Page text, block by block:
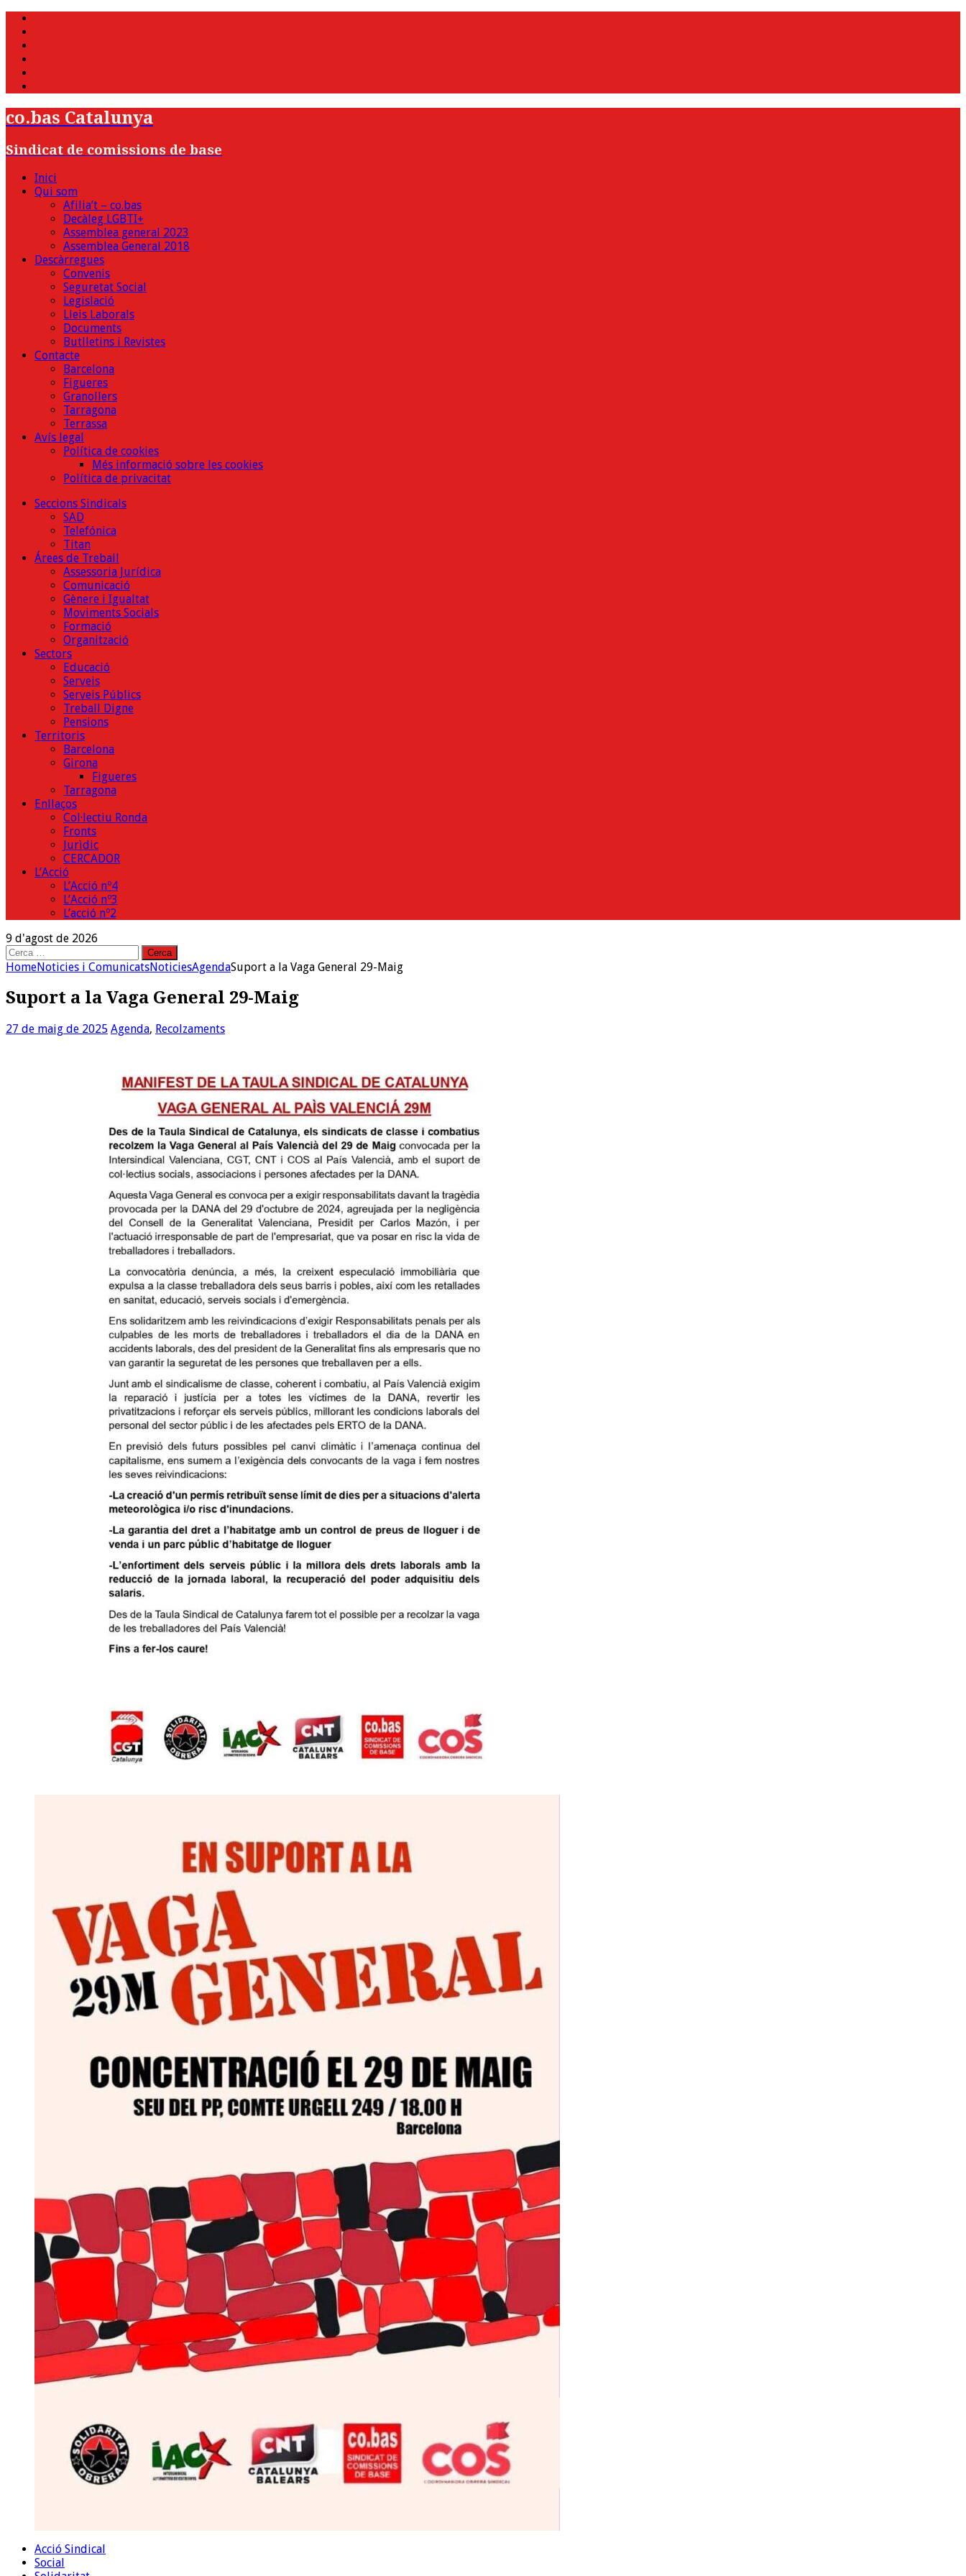
co.bas Catalunya
Sindicat de comissions de base
Inici
Qui som
Afilia’t – co.bas
Decàleg LGBTI+
Assemblea general 2023
Assemblea General 2018
Descàrregues
Convenis
Seguretat Social
Legislació
Lleis Laborals
Documents
Butlletins i Revistes
Contacte
Barcelona
Figueres
Granollers
Tarragona
Terrassa
Avís legal
Política de cookies
Més informació sobre les cookies
Política de privacitat
Seccions Sindicals
SAD
Telefónica
Titan
Árees de Treball
Assessoria Jurídica
Comunicació
Gènere i Igualtat
Moviments Socials
Formació
Organització
Sectors
Educació
Serveis
Serveis Públics
Treball Digne
Pensions
Territoris
Barcelona
Girona
Figueres
Tarragona
Enllaços
Col·lectiu Ronda
Fronts
Jurìdic
CERCADOR
L’Acció
L’Acció nº4
L’Acció nº3
L’acció nº2
9 d'agost de 2026
Cerca:
HomeNoticies i ComunicatsNoticiesAgendaSuport a la Vaga General 29-Maig
Suport a la Vaga General 29-Maig
27 de maig de 2025 Agenda, Recolzaments
Acció Sindical
Social